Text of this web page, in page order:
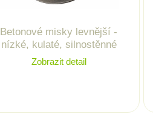
Betonové misky levnější -
nízké, kulaté, silnostěnné
Zobrazit detail